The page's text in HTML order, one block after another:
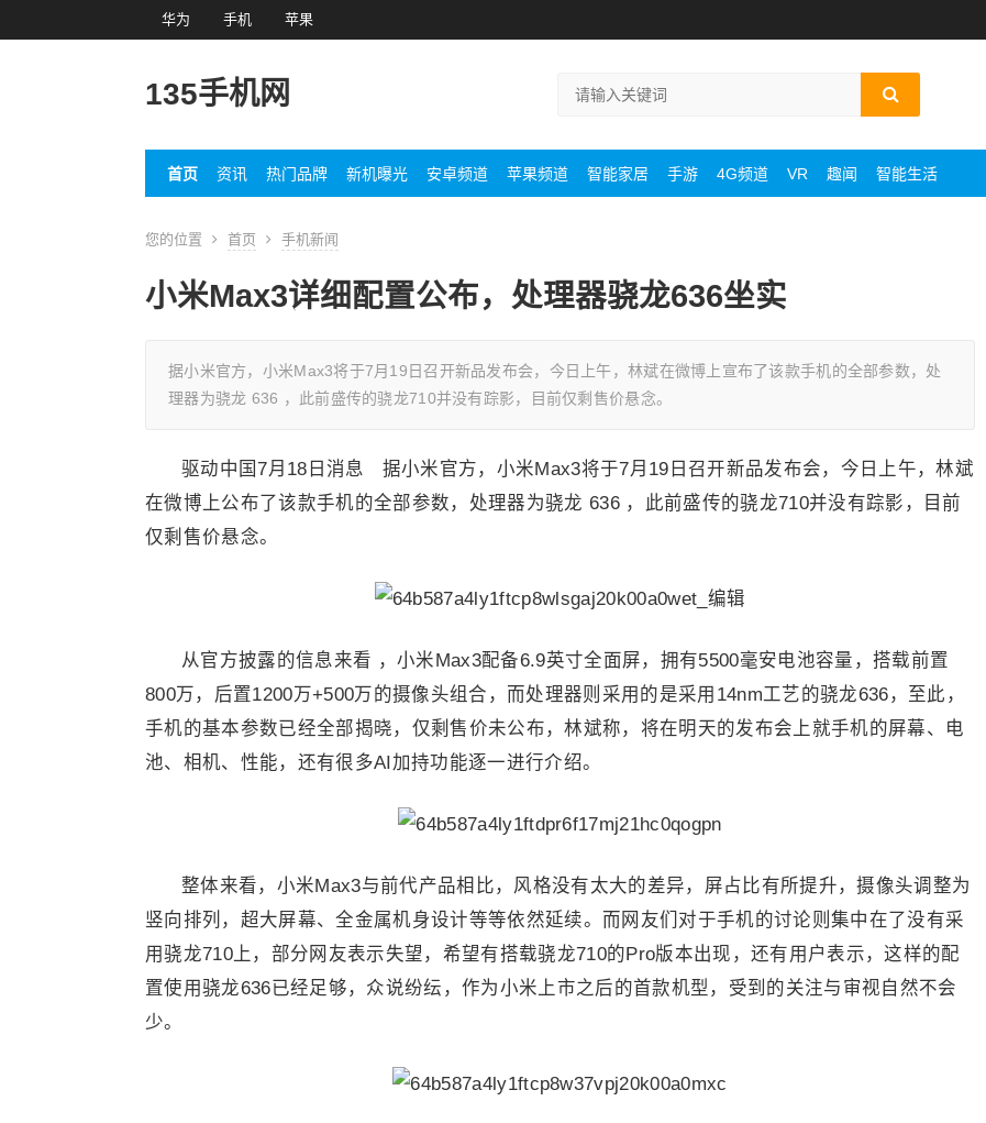
华为 手机 苹果
135手机网
首页 资讯 热门品牌 新机曝光 安卓频道 苹果频道 智能家居 手游 4G频道 VR 趣闻 智能生活
您的位置 首页 手机新闻
小米Max3详细配置公布，处理器骁龙636坐实
据小米官方，小米Max3将于7月19日召开新品发布会，今日上午，林斌在微博上宣布了该款手机的全部参数，处
理器为骁龙 636 ，此前盛传的骁龙710并没有踪影，目前仅剩售价悬念。
驱动中国7月18日消息 据小米官方，小米Max3将于7月19日召开新品发布会，今日上午，林斌
在微博上公布了该款手机的全部参数，处理器为骁龙 636 ，此前盛传的骁龙710并没有踪影，目前
仅剩售价悬念。
从官方披露的信息来看 ，小米Max3配备6.9英寸全面屏，拥有5500毫安电池容量，搭载前置
800万，后置1200万+500万的摄像头组合，而处理器则采用的是采用14nm工艺的骁龙636，至此，
手机的基本参数已经全部揭晓，仅剩售价未公布，林斌称，将在明天的发布会上就手机的屏幕、电
池、相机、性能，还有很多AI加持功能逐一进行介绍。
整体来看，小米Max3与前代产品相比，风格没有太大的差异，屏占比有所提升，摄像头调整为
竖向排列，超大屏幕、全金属机身设计等等依然延续。而网友们对于手机的讨论则集中在了没有采
用骁龙710上，部分网友表示失望，希望有搭载骁龙710的Pro版本出现，还有用户表示，这样的配
置使用骁龙636已经足够，众说纷纭，作为小米上市之后的首款机型，受到的关注与审视自然不会
少。